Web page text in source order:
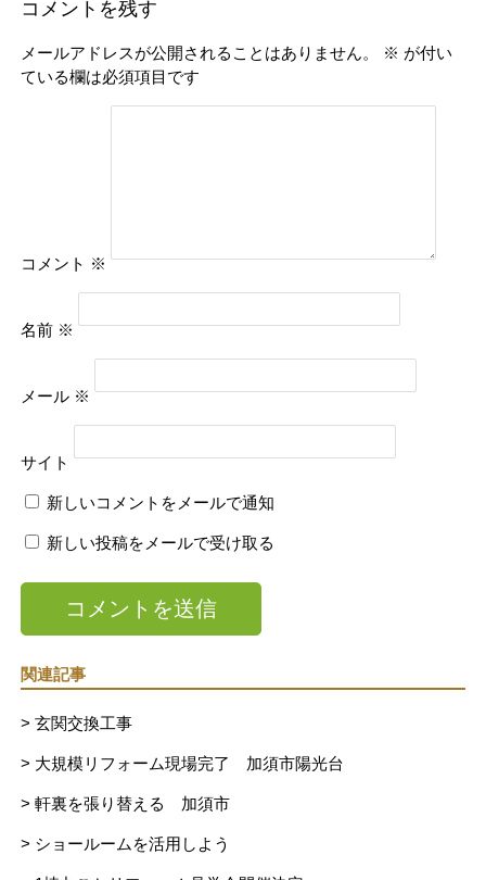
コメントを残す
メールアドレスが公開されることはありません。 ※ が付い
ている欄は必須項目です
コメント ※
名前 ※
メール ※
サイト
新しいコメントをメールで通知
新しい投稿をメールで受け取る
関連記事
> 玄関交換工事
> 大規模リフォーム現場完了 加須市陽光台
> 軒裏を張り替える 加須市
> ショールームを活用しよう